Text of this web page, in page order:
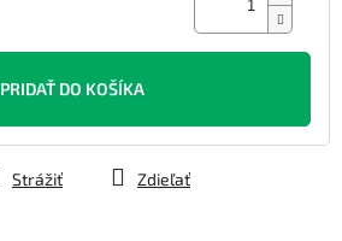
PRIDAŤ DO KOŠÍKA
Strážiť Zdieľať